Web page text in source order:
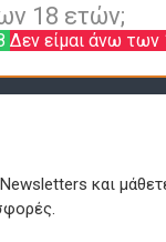
18 ετών;
Δεν είμαι άνω των
και